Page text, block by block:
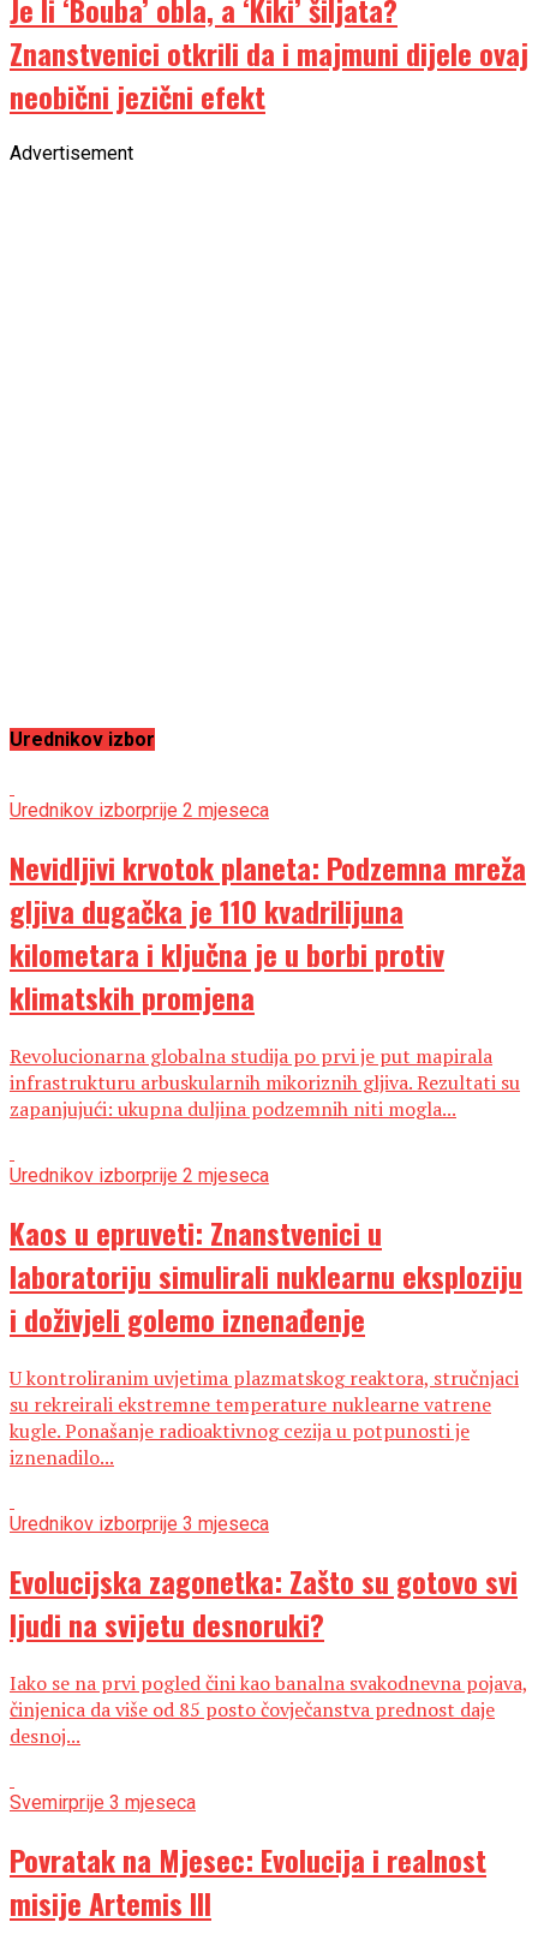
Je li ‘Bouba’ obla, a ‘Kiki’ šiljata?
Znanstvenici otkrili da i majmuni dijele ovaj
neobični jezični efekt
Advertisement
Urednikov izbor
Urednikov izborprije 2 mjeseca
Nevidljivi krvotok planeta: Podzemna mreža
gljiva dugačka je 110 kvadrilijuna
kilometara i ključna je u borbi protiv
klimatskih promjena
Revolucionarna globalna studija po prvi je put mapirala
infrastrukturu arbuskularnih mikoriznih gljiva. Rezultati su
zapanjujući: ukupna duljina podzemnih niti mogla...
Urednikov izborprije 2 mjeseca
Kaos u epruveti: Znanstvenici u
laboratoriju simulirali nuklearnu eksploziju
i doživjeli golemo iznenađenje
U kontroliranim uvjetima plazmatskog reaktora, stručnjaci
su rekreirali ekstremne temperature nuklearne vatrene
kugle. Ponašanje radioaktivnog cezija u potpunosti je
iznenadilo...
Urednikov izborprije 3 mjeseca
Evolucijska zagonetka: Zašto su gotovo svi
ljudi na svijetu desnoruki?
Iako se na prvi pogled čini kao banalna svakodnevna pojava,
činjenica da više od 85 posto čovječanstva prednost daje
desnoj...
Svemirprije 3 mjeseca
Povratak na Mjesec: Evolucija i realnost
misije Artemis III